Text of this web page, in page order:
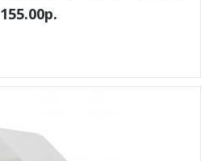
155.00р.